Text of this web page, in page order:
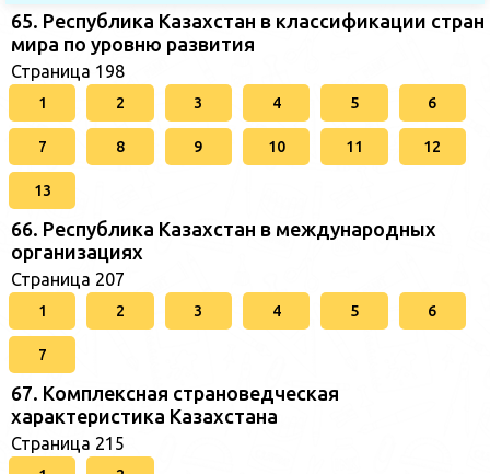
65. Республика Казахстан в классификации стран
мира по уровню развития
Страница 198
1 2 3 4 5 6
7 8 9 10 11 12
13
66. Республика Казахстан в международных
организациях
Страница 207
1 2 3 4 5 6
7
67. Комплексная страноведческая
характеристика Казахстана
Страница 215